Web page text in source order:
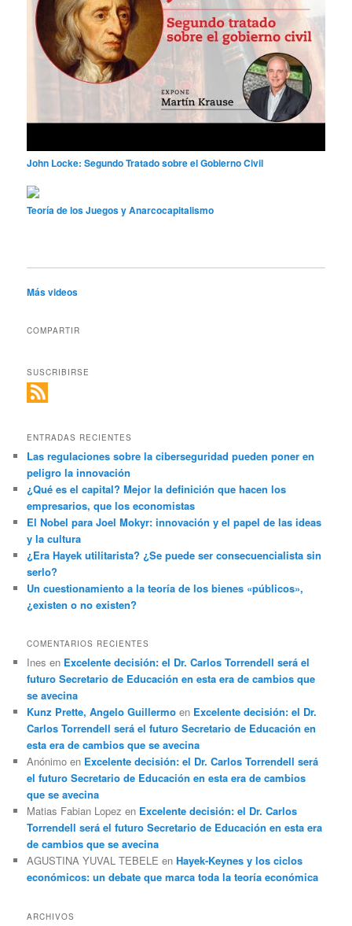
John Locke: Segundo Tratado sobre el Gobierno Civil
Teoría de los Juegos y Anarcocapitalismo
Más videos
COMPARTIR
SUSCRIBIRSE
ENTRADAS RECIENTES
Las regulaciones sobre la ciberseguridad pueden poner en
peligro la innovación
¿Qué es el capital? Mejor la definición que hacen los
empresarios, que los economistas
El Nobel para Joel Mokyr: innovación y el papel de las ideas
y la cultura
¿Era Hayek utilitarista? ¿Se puede ser consecuencialista sin
serlo?
Un cuestionamiento a la teoría de los bienes «públicos»,
¿existen o no existen?
COMENTARIOS RECIENTES
Ines en Excelente decisión: el Dr. Carlos Torrendell será el
futuro Secretario de Educación en esta era de cambios que
se avecina
Kunz Prette, Angelo Guillermo en Excelente decisión: el Dr.
Carlos Torrendell será el futuro Secretario de Educación en
esta era de cambios que se avecina
Anónimo en Excelente decisión: el Dr. Carlos Torrendell será
el futuro Secretario de Educación en esta era de cambios
que se avecina
Matias Fabian Lopez en Excelente decisión: el Dr. Carlos
Torrendell será el futuro Secretario de Educación en esta era
de cambios que se avecina
AGUSTINA YUVAL TEBELE enHayek-Keynes y los ciclos
económicos: un debate que marca toda la teoría económica
ARCHIVOS